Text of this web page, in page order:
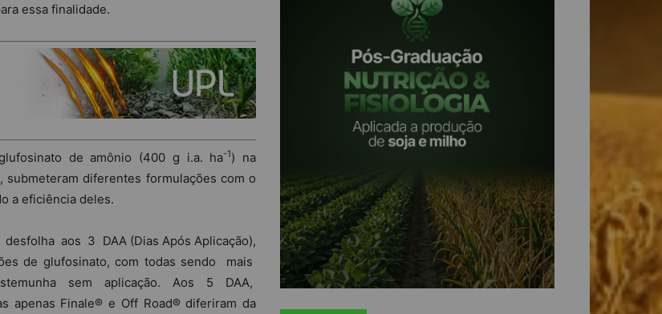
essa finalidade.
de amônio (400 g i.a. ha-1) na
, submeteram diferentes formulações com o
a eficiência deles.
desfolha aos 3 DAA (Dias Após Aplicação),
de glufosinato, com todas sendo mais
sem aplicação. Aos 5 DAA,
apenas Finale® e Off Road® diferiram da